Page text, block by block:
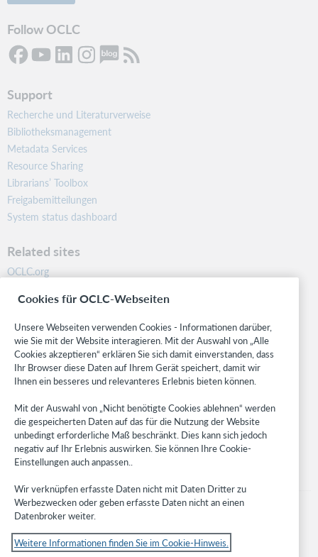
Follow OCLC
Support
Recherche und Literaturverweise
Bibliotheksmanagement
Metadata Services
Resource Sharing
Librarians’ Toolbox
Freigabemitteilungen
System status dashboard
Related sites
OCLC.org
Community
Research
WebJunction
Developer Network
Stay in the know.
Get the latest product updates, research, events, and much more—
right to your inbox.
Subscribe now
Cookies für OCLC-Webseiten
Unsere Webseiten verwenden Cookies - Informationen darüber,
wie Sie mit der Website interagieren. Mit der Auswahl von „Alle
Cookies akzeptieren“ erklären Sie sich damit einverstanden, dass
Ihr Browser diese Daten auf Ihrem Gerät speichert, damit wir
Ihnen ein besseres und relevanteres Erlebnis bieten können.
Mit der Auswahl von „Nicht benötigte Cookies ablehnen“ werden
die gespeicherten Daten auf das für die Nutzung der Website
unbedingt erforderliche Maß beschränkt. Dies kann sich jedoch
negativ auf Ihr Erlebnis auswirken. Sie können Ihre Cookie-
Einstellungen auch anpassen..
Wir verknüpfen erfasste Daten nicht mit Daten Dritter zu
Werbezwecken oder geben erfasste Daten nicht an einen
Datenbroker weiter.
Weitere Informationen finden Sie im Cookie-Hinweis.